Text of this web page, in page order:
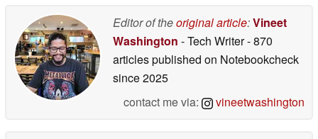
Editor of theoriginal article:Vineet
Washington - Tech Writer- 870
articles published on Notebookcheck
since 2025
contact me via:
vineetwashington